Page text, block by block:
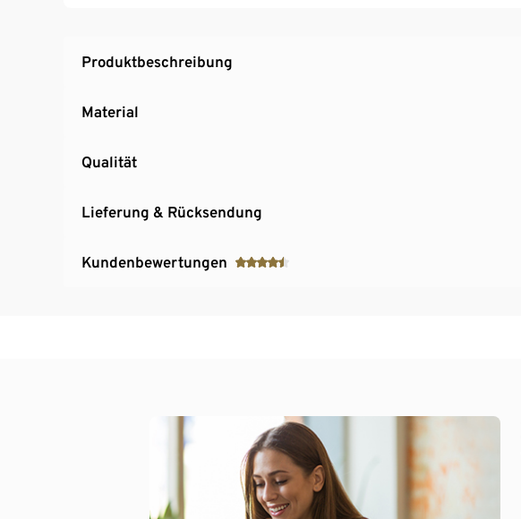
Produktbeschreibung
Material
Qualität
Lieferung & Rücksendung
Kundenbewertungen